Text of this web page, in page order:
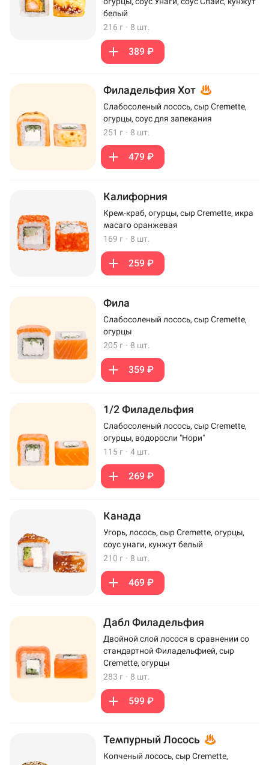
белый
216 г · 8 шт.
389 ₽
Филадельфия Хот
Слабосоленый лосось, сыр Cremette,
огурцы, соус для запекания
251 г · 8 шт.
479 ₽
Калифорния
Крем-краб, огурцы, сыр Cremette, икра
масаго оранжевая
169 г · 8 шт.
259 ₽
Фила
Слабосоленый лосось, сыр Cremette,
огурцы
205 г · 8 шт.
359 ₽
1/2 Филадельфия
Слабосоленый лосось, сыр Cremette,
огурцы, водоросли "Нори"
115 г · 4 шт.
269 ₽
Канада
Угорь, лосось, сыр Cremette, огурцы,
соус унаги, кунжут белый
210 г · 8 шт.
469 ₽
Дабл Филадельфия
Двойной слой лосося в сравнении со
стандартной Филадельфией, сыр
Cremette, огурцы
283 г · 8 шт.
599 ₽
Темпурный Лосось
Копченый лосось, сыр Cremette,